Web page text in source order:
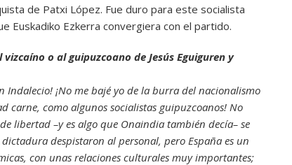
de Patxi López. Fue duro para este socialista
Euskadiko Ezkerra convergiera con el partido.
o al guipuzcoano de Jesús Eguiguren y
Indalecio! ¡No me bajé yo de la burra del nacionalismo
carne, como algunos socialistas guipuzcoanos! No
libertad –y es algo que Onaindia también decía– se
despistaron al personal, pero España es un
con unas relaciones culturales muy importantes;